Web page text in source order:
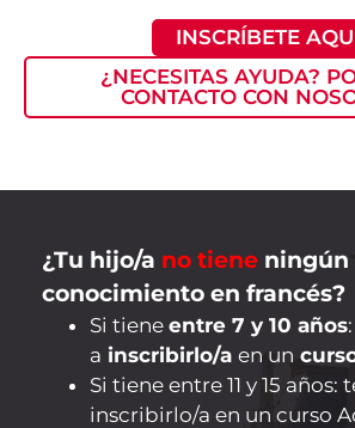
INSCRÍBETE
¿NECESITAS AYUDA?
CONTACTO CON
¿Tu hijo/a no tiene ningún
conocimiento en francés?
Si tiene entre 7 y 10 años
a inscribirlo/a en un
Si tiene entre 11 y 15
inscribirlo/a en un curso